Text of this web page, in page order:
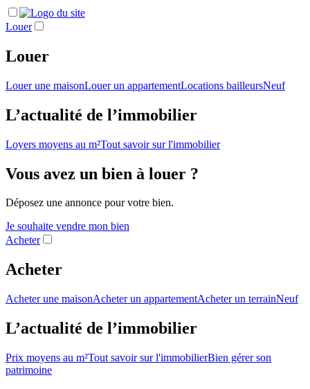
Louer
Louer
Louer une maisonLouer un appartementLocations bailleursNeuf
L’actualité de l’immobilier
Loyers moyens au m²Tout savoir sur l'immobilier
Vous avez un bien à louer ?
Déposez une annonce pour votre bien.
Je souhaite vendre mon bien
Acheter
Acheter
Acheter une maisonAcheter un appartementAcheter un terrainNeuf
L’actualité de l’immobilier
Prix moyens au m²Tout savoir sur l'immobilierBien gérer son
patrimoine